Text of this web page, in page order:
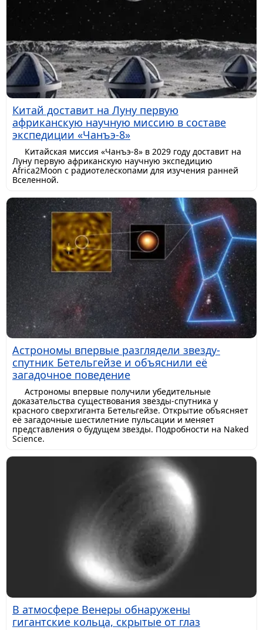
Китай доставит на Луну первую
африканскую научную миссию в составе
экспедиции «Чанъэ-8»
Китайская миссия «Чанъэ-8» в 2029 году доставит на
Луну первую африканскую научную экспедицию
Africa2Moon с радиотелескопами для изучения ранней
Вселенной.
Астрономы впервые разглядели звезду-
спутник Бетельгейзе и объяснили её
загадочное поведение
Астрономы впервые получили убедительные
доказательства существования звезды-спутника у
красного сверхгиганта Бетельгейзе. Открытие объясняет
её загадочные шестилетние пульсации и меняет
представления о будущем звезды. Подробности на Naked
Science.
В атмосфере Венеры обнаружены
гигантские кольца, скрытые от глаз